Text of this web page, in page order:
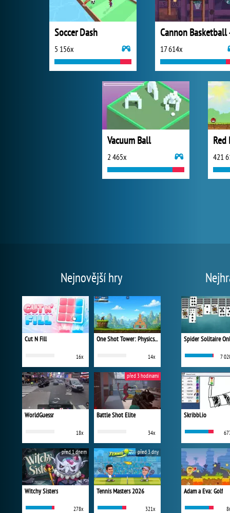
Soccer Dash
5 156x
Cannon Basketball
17 614x
Vacuum Ball
2 465x 421
Nejnovější hry
Cut N Fill
16x
One Shot Tower: Physics Destroyer
14x
WorldGuessr
18x
Battle Shot Elite
34x
před 3 hodinami
Witchy Sisters
278x
před 1 dnem
Tennis Masters 2026
321x
před 3 dny
Spider Solitaire
7
Skribbl.io
Adam a Eva: Golf